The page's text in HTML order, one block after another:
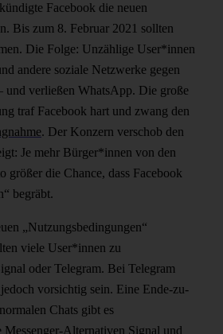
Facebook die neuen
Bis zum 8. Februar 2021 sollten
Die Folge: Unzählige User*innen
andere soziale Netzwerke gegen
und verließen WhatsApp. Die große
traf Facebook hart und zwang den
. Der Konzern verschob den
Je mehr Bürger*innen von den
größer die Chance, dass Facebook
begräbt.
„Nutzungsbedingungen“
viele User*innen zu
oder Telegram. Bei Telegram
vorsichtig sein. Eine Ende-zu-
Chats gibt es
Alternativen Signal und